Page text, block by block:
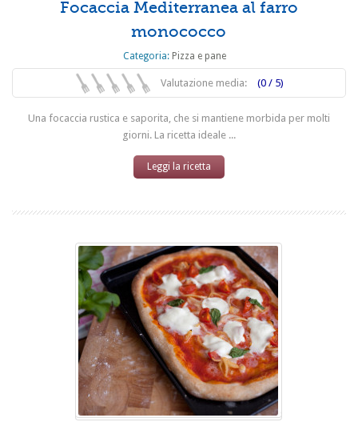
Focaccia Mediterranea al farro
monococco
Categoria: Pizza e pane
Valutazione media: (0 / 5)
Una focaccia rustica e saporita, che si mantiene morbida per molti
giorni. La ricetta ideale ...
Leggi la ricetta